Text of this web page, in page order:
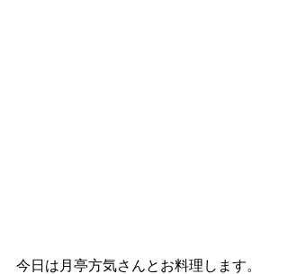
今日は月亭方気さんとお料理します。